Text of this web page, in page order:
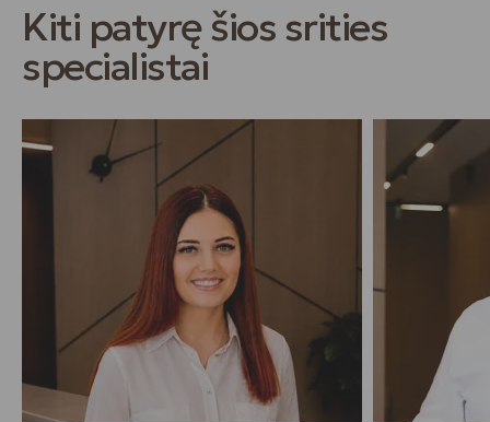
Kiti patyrę šios srities
specialistai